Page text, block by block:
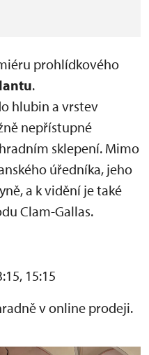
prohlídkového
.
hlubin a vrstev
nepřístupné
sklepení. Mimo
úředníka, jeho
a k vidění je také
Clam-Gallas.
15:15
v online prodeji.